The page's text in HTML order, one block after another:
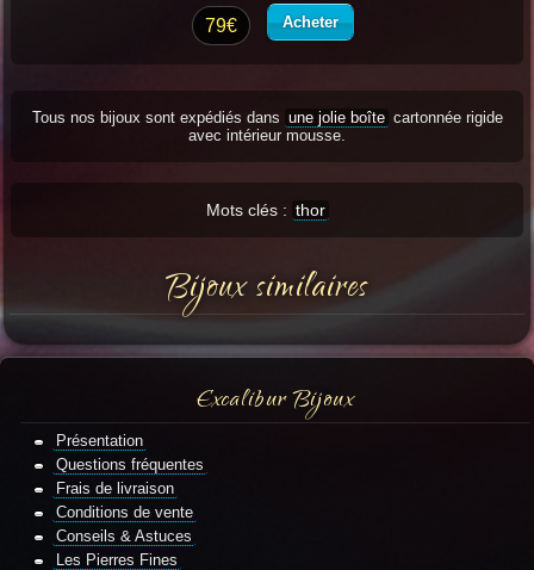
79€ Acheter
Tous nos bijoux sont expédiés dans une jolie boîte cartonnée rigide
avec intérieur mousse.
Mots clés : thor
Bijoux similaires
Excalibur Bijoux
Présentation
Questions fréquentes
Frais de livraison
Conditions de vente
Conseils & Astuces
Les Pierres Fines